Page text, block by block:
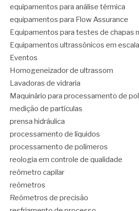
equipamentos para análise térmica
equipamentos para Flow Assurance
Equipamentos para testes de chapas
Equipamentos ultrassônicos em
Eventos
Homogeneizador de ultrassom
Lavadoras de vidraria
Maquinário para processamento de
medição de partículas
prensa hidráulica
processamento de líquidos
processamento de polímeros
reologia em controle de qualidade
reômetro capilar
reômetros
Reômetros de precisão